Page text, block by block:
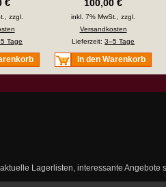
€
zzgl.
Tage
100,00 €
inkl. 7% MwSt., zzgl.
Versandkosten
Lieferzeit: 3–5 Tage
In den Warenkorb
Lagerlisten, interessante Angebote